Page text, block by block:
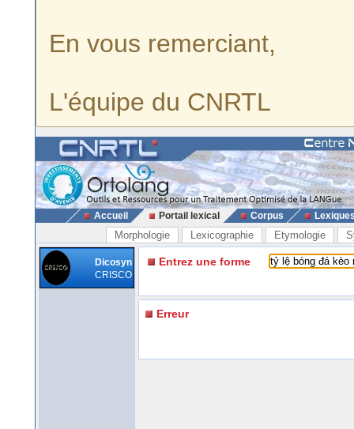
En vous remerciant,
L'équipe du CNRTL
Accueil Portail lexical Corpus
Morphologie Lexicographie Etymologie
Dicosyn
CRISCO
Entrez une forme
Erreur